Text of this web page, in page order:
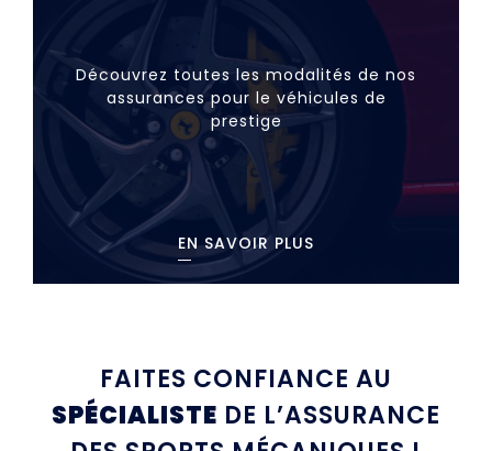
Découvrez toutes les modalités de nos
assurances pour le véhicules de
prestige
EN SAVOIR PLUS
FAITES CONFIANCE AU
SPÉCIALISTE DE L’ASSURANCE